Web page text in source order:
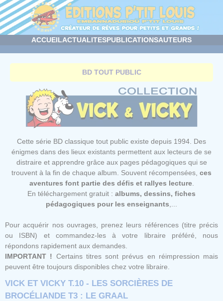
ACCUEILACTUALITESPUBLICATIONSAUTEURS
BD TOUT PUBLIC
Cette série BD classique tout public existe depuis 1994. Des
énigmes dans des lieux existants permettent aux lecteurs de se
distraire et apprendre grâce aux pages pédagogiques qui se
trouvent à la fin de chaque album. Souvent récompensées, ces
aventures font partie des défis et rallyes lecture.
En téléchargement gratuit : albums, dessins, fiches
pédagogiques pour les enseignants
Pour acquérir nos ouvrages, prenez leurs références (titre précis
ou ISBN) et commandez-les à votre libraire préféré, nous
répondons rapidement aux demandes.
IMPORTANT ! Certains titres sont prévus en réimpression mais
peuvent être toujours disponibles chez votre libraire.
VICK ET VICKY T.10 - LES SORCIÈRES DE
BROCÉLIANDE T3 : LE GRAAL
Panneau de gestion des cookies